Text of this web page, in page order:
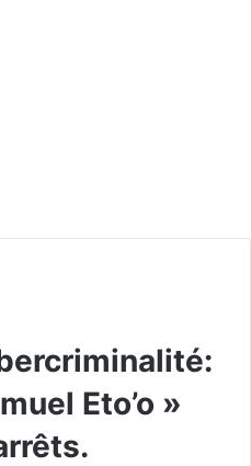
Eto’o »